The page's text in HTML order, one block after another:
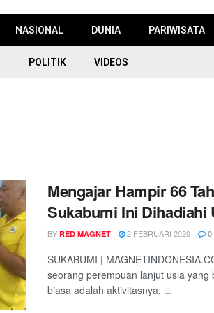
NASIONAL DUNIA PARIWISATA
POLITIK VIDEOS
Mengajar Hampir 66
Sukabumi Ini Dihadiahi
BY RED MAGNET 2 FEBRUARI 2020 0
SUKABUMI |
seorang perempuan lanjut usia
biasa adalah aktivitasnya. ...